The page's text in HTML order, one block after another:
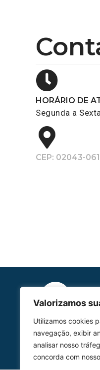
Valorizamos
Utilizamos cookies
navegação, exibir
analisar nosso
concorda com
HORÁRIO DE
Segunda a
CEP: 02043-061
COM 2109-